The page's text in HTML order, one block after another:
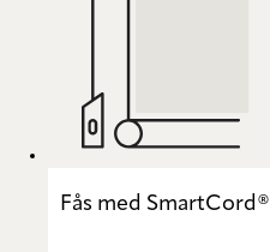
Fås med SmartCord®